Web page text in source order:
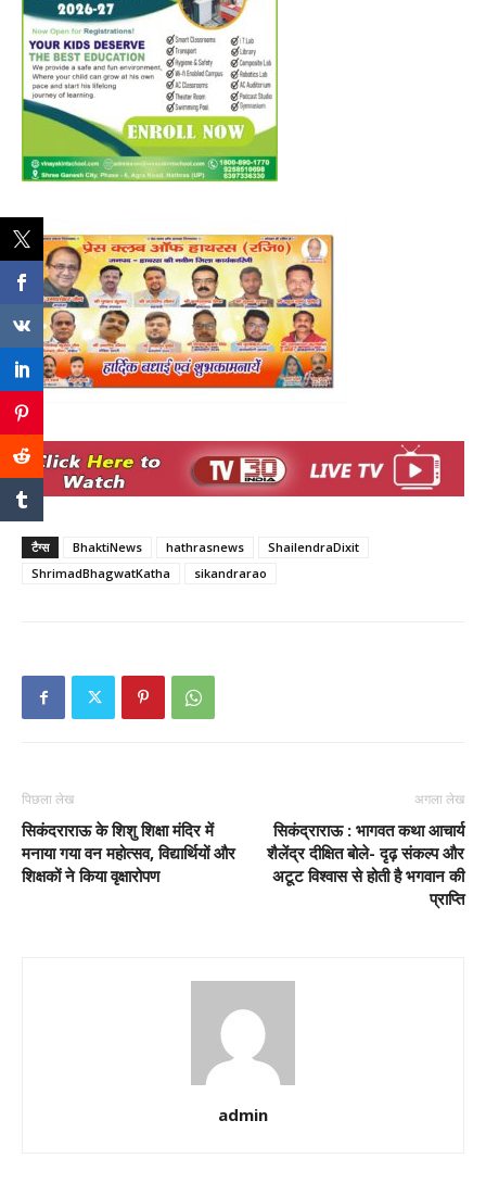
टैग्स BhaktiNews hathrasnews
ShailendraDixit
ShrimadBhagwatKatha
sikandrarao
पिछला लेख
सिकंदराराऊ के शिशु शिक्षा मंदिर में
मनाया गया वन महोत्सव, विद्यार्थियों और
शिक्षकों ने किया वृक्षारोपण
अगला लेख
सिकंद्राराऊ : भागवत कथा आचार्य
शैलेंद्र दीक्षित बोले- दृढ़ संकल्प और
अटूट विश्वास से होती है भगवान की
प्राप्ति
admin